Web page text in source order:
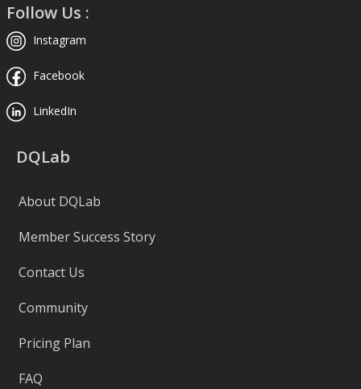
Follow Us :
Instagram
Facebook
LinkedIn
DQLab
About DQLab
Member Success Story
Contact Us
Community
Pricing Plan
FAQ